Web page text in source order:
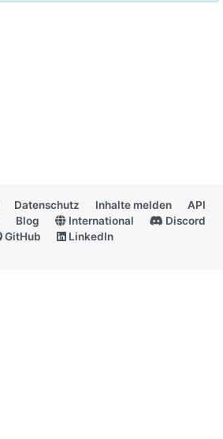
Datenschutz Inhalte melden
API
Blog International
Discord
GitHub
LinkedIn